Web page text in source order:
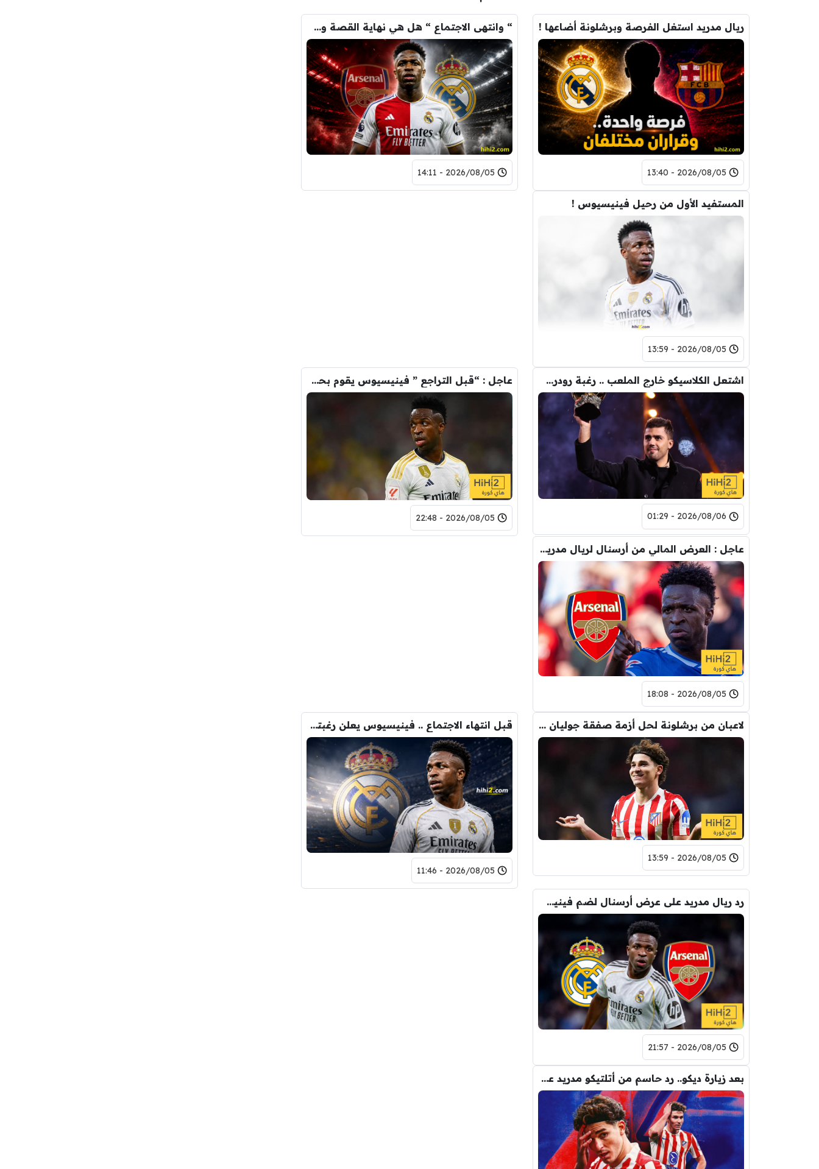
ريال مدريد استغل الفرصة وبرشلونة أضاعها !
2026/08/05 - 13:40
“ وانتهى الاجتماع “ هل هي نهاية القصة وسيرحل فينيسيوس …؟!
2026/08/05 - 14:11
المستفيد الأول من رحيل فينيسيوس !
2026/08/05 - 13:59
اشتعل الكلاسيكو خارج الملعب .. رغبة رودري تصدم ريال مدريد
2026/08/06 - 01:29
عاجل : “قبل التراجع ” فينيسيوس يقوم بحذف كل صوره مع ريال مدريد
2026/08/05 - 22:48
عاجل : العرض المالي من أرسنال لريال مدريد من أجل شراء فينيسيوس جونيور
2026/08/05 - 18:08
لاعبان من برشلونة لحل أزمة صفقة جوليان ألفاريز !
2026/08/05 - 13:59
قبل انتهاء الاجتماع .. فينيسيوس يعلن رغبته في الرحيل عن ريال مدريد !
2026/08/05 - 11:46
رد ريال مدريد على عرض أرسنال لضم فينيسيوس
2026/08/05 - 21:57
بعد زيارة ديكو.. رد حاسم من أتلتيكو مدريد على برشلونة في ملف ألفاريز